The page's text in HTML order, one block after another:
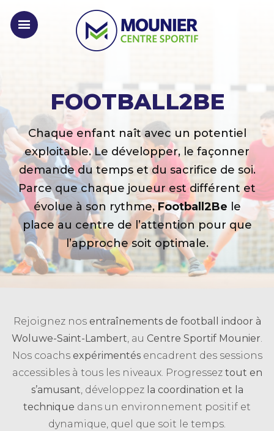
FOOTBALL2BE
Chaque enfant naît avec un potentiel
exploitable. Le développer, le façonner
demande du temps et du sacrifice de soi.
Parce que chaque joueur est différent et
évolue à son rythme,Football2Be le
place au centre de l’attention pour que
l’approche soit optimale.
Rejoignez nos entraînements de football indoor à
Woluwe-Saint-Lambert, au Centre Sportif Mounier.
Nos coachs expérimentés encadrent des sessions
accessibles à tous les niveaux. Progressez tout en
s’amusant, développez la coordination et la
technique dans un environnement positif et
dynamique, quel que soit le temps.